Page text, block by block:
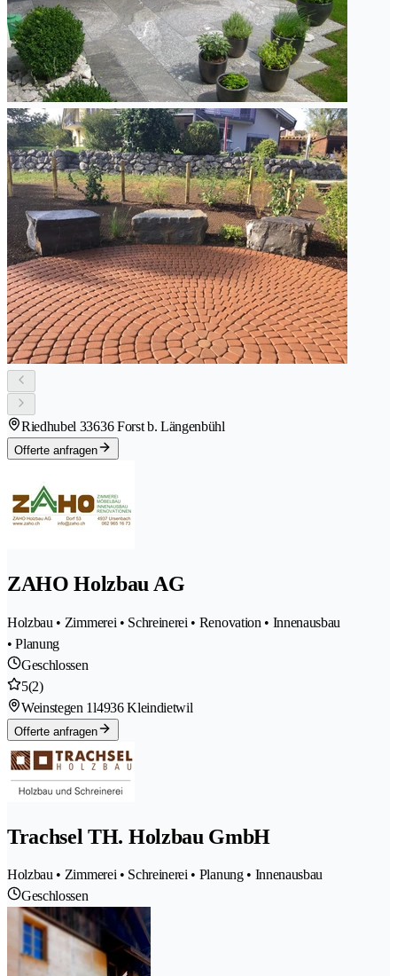
Riedhubel 33636 Forst b. Längenbühl
Offerte anfragen
ZAHO Holzbau AG
Holzbau • Zimmerei • Schreinerei • Renovation • Innenausbau
• Planung
Geschlossen
5(2)
Weinstegen 1l4936 Kleindietwil
Offerte anfragen
Trachsel TH. Holzbau GmbH
Holzbau • Zimmerei • Schreinerei • Planung • Innenausbau
Geschlossen